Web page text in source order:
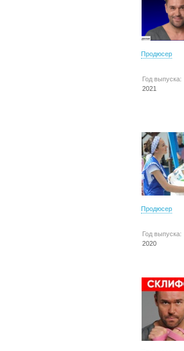
Продюсер
Год выпуска:
2021
Продюсер
Год выпуска:
2020